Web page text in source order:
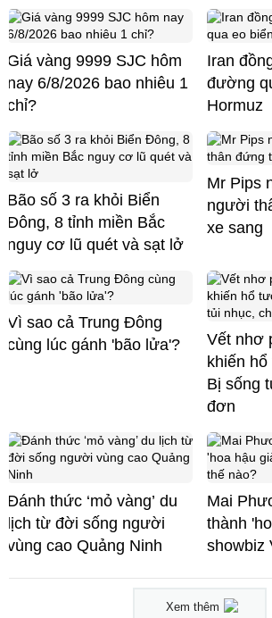
Giá vàng 9999 SJC hôm
nay 6/8/2026 bao nhiêu 1
chỉ?
Iran
đường
Hormuz
Bão số 3 ra khỏi Biển
Đông, 8 tỉnh miền Bắc
nguy cơ lũ quét và sạt lở
Mr Pips
người
xe sang
Vì sao cả Trung Đông
cùng lúc gánh 'bão lửa'?
Vết nhơ
khiến
Bị sống
đơn
Đánh thức ‘mỏ vàng’ du
lịch từ đời sống người
vùng cao Quảng Ninh
Mai
thành
showbiz
Xem thêm